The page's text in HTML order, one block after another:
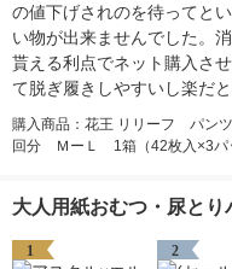
の値下げされのを待ってと
い物が出来ませんでした。
貰える利点でネット購入さ
て脱ぎ履きしやすいし楽だ
購入商品：花王 リリーフ パン
回分 ＭーＬ 1箱（42枚入×3パ
大人用紙おむつ・尿と
1 2